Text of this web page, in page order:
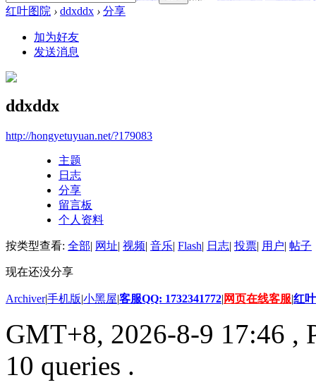
红叶图院 › ddxddx › 分享
加为好友
发送消息
ddxddx
http://hongyetuyuan.net/?179083
主题
日志
分享
留言板
个人资料
按类型查看: 全部| 网址| 视频| 音乐| Flash| 日志| 投票| 用户| 帖子
现在还没分享
Archiver|手机版|小黑屋|客服QQ: 1732341772| 网页在线客服|红
GMT+8, 2026-8-9 17:46 ,
10 queries .